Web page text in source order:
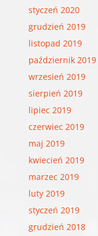
styczeń 2020
grudzień 2019
listopad 2019
październik 2019
wrzesień 2019
sierpień 2019
lipiec 2019
czerwiec 2019
maj 2019
kwiecień 2019
marzec 2019
luty 2019
styczeń 2019
grudzień 2018